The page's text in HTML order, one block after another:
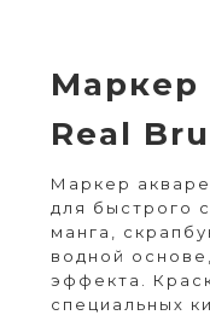
Маркер
Real
Маркер
для быстрого
манга,
водной
эффекта.
специальных